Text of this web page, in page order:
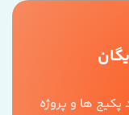
پوشاک
پکیج ها و پروژه